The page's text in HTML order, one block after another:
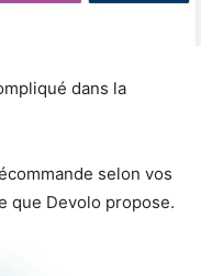
dans la
selon vos
que Devolo propose.